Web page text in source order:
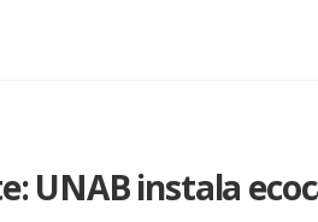
UNAB instala